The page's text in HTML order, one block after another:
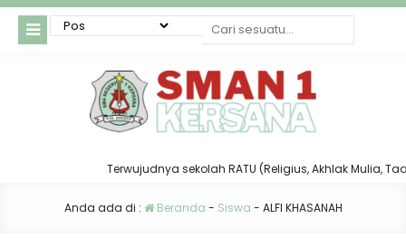
Terwujudnya sekolah RATU (Religius, Akhlak Mulia,
Anda ada di : Beranda - Siswa - ALFI KHASANAH